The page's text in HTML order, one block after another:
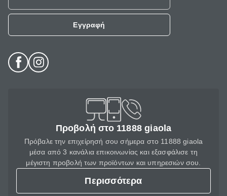
Εγγραφή
Προβολή στο 11888 giaola
Πρόβαλε την επιχείρησή σου σήμερα στο 11888 giaola
μέσα από 3 κανάλια επικοινωνίας και εξασφάλισε τη
μέγιστη προβολή των προϊόντων και υπηρεσιών σου.
Περισσότερα